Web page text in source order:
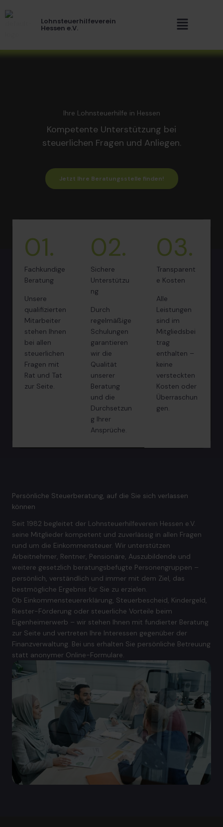
Inhalt
Lohnsteuerhilfeverein
Hessen e.V.
Menü
Ihre Lohnsteuerhilfe in Hessen
Kompetente Unterstützung bei
steuerlichen Fragen und Anliegen.
Jetzt Ihre Beratungsstelle finden!
01.
Fachkundige
Beratung
Unsere
qualifizierten
Mitarbeiter
stehen Ihnen
bei allen
steuerlichen
Fragen mit
Rat und Tat
zur Seite.
02.
Sichere
Unterstützu
ng
Durch
regelmäßige
Schulungen
garantieren
wir die
Qualität
unserer
Beratung
und die
Durchsetzun
g Ihrer
Ansprüche.
03.
Transparent
e Kosten
Alle
Leistungen
sind im
Mitgliedsbei
trag
enthalten –
keine
versteckten
Kosten oder
Überraschun
gen.
Persönliche Steuerberatung, auf die Sie sich verlassen
können
Seit 1982 begleitet der Lohnsteuerhilfeverein Hessen e.V.
seine Mitglieder kompetent und zuverlässig in allen Fragen
rund um die Einkommensteuer. Wir unterstützen
Arbeitnehmer, Rentner, Pensionäre, Auszubildende und
weitere gesetzlich beratungsbefugte Personengruppen –
persönlich, verständlich und immer mit dem Ziel, das
bestmögliche Ergebnis für Sie zu erzielen.
Ob Einkommensteuererklärung, Steuerbescheid, Kindergeld,
Riester-Förderung oder steuerliche Vorteile beim
Eigenheimerwerb – wir stehen Ihnen mit fundierter Beratung
zur Seite und vertreten Ihre Interessen gegenüber der
Finanzverwaltung. Bei uns erhalten Sie persönliche Betreuung
statt anonymer Online-Formulare.